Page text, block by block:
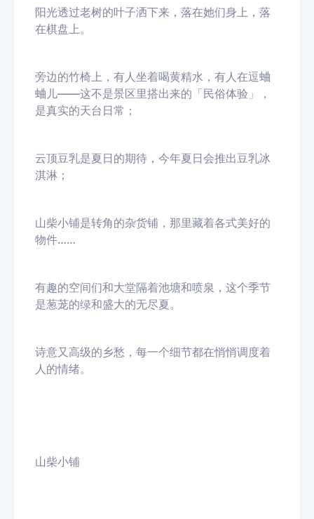
阳光透过老树的叶子洒下来，落在她们身上，落
在棋盘上。
旁边的竹椅上，有人坐着喝黄精水，有人在逗蛐
蛐儿——这不是景区里搭出来的「民俗体验」，
是真实的天台日常；
云顶豆乳是夏日的期待，今年夏日会推出豆乳冰
淇淋；
山柴小铺是转角的杂货铺，那里藏着各式美好的
物件……
有趣的空间们和大堂隔着池塘和喷泉，这个季节
是葱茏的绿和盛大的无尽夏。
诗意又高级的乡愁，每一个细节都在悄悄调度着
人的情绪。
山柴小铺